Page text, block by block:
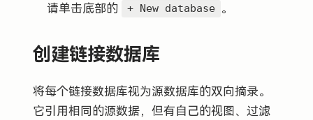
请单击底部的
+ New database 。
创建链接数据库
将每个链接数据库视为源数据库的双向摘录。
它引用相同的源数据，但有自己的视图、过滤